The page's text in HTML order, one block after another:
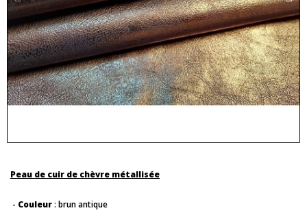
Peau de cuir de chèvre métallisée
- Couleur: brun antique